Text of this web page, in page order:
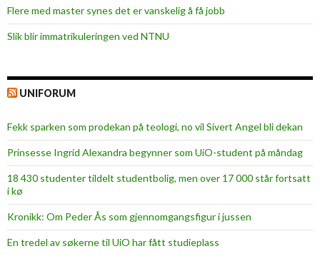
Flere med master synes det er vanskelig å få jobb
Slik blir immatrikuleringen ved NTNU
UNIFORUM
Fekk sparken som prodekan på teologi, no vil Sivert Angel bli dekan
Prinsesse Ingrid Alexandra begynner som UiO-student på måndag
18 430 studenter tildelt studentbolig, men over 17 000 står fortsatt
i kø
Kronikk: Om Peder Ås som gjennomgangsfigur i jussen
En tredel av søkerne til UiO har fått studieplass